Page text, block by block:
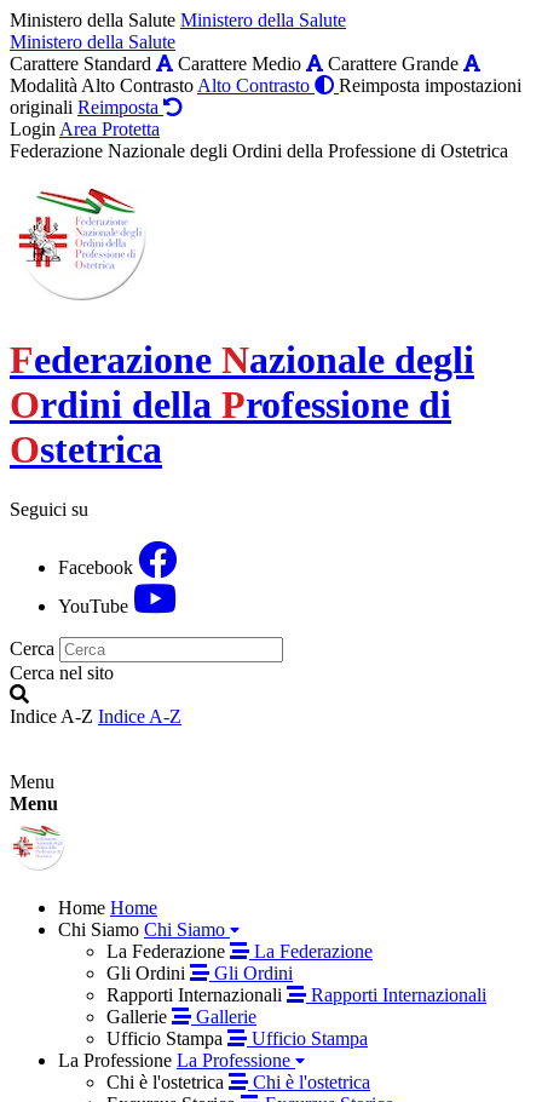
Ministero della Salute Ministero della Salute
Ministero della Salute
Carattere Standard
Carattere Medio
Carattere Grande
Modalità Alto Contrasto Alto Contrasto
Reimposta impostazioni
originali Reimposta
Login Area Protetta
Federazione Nazionale degli Ordini della Professione di Ostetrica
Federazione Nazionale degli
Ordini della Professione di
Ostetrica
Seguici su
Facebook
YouTube
Cerca
Cerca nel sito
Indice A-Z Indice A-Z
Menu
Menu
Home Home
Chi Siamo Chi Siamo
La Federazione
La Federazione
Gli Ordini
Gli Ordini
Rapporti Internazionali
Rapporti Internazionali
Gallerie
Gallerie
Ufficio Stampa
Ufficio Stampa
La Professione La Professione
Chi è l'ostetrica
Chi è l'ostetrica